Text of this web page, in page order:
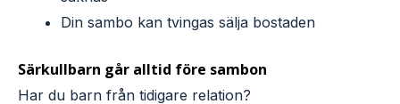
Din sambo kan tvingas sälja bostaden
Särkullbarn går alltid före sambon
Har du barn från tidigare relation?